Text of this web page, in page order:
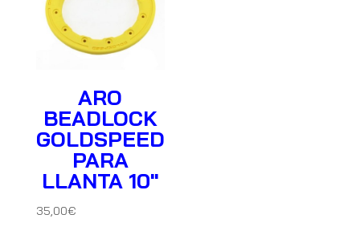
ARO
BEADLOCK
GOLDSPEED
PARA
LLANTA 10″
35,00€